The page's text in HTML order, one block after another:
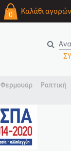
0 Καλάθι αγορών
Φερμουάρ Ραπτική